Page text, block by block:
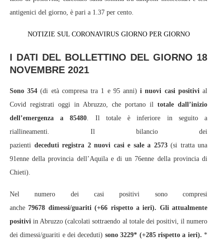
antigenici del giorno, è pari a 1.37 per cento.
NOTIZIE SUL CORONAVIRUS GIORNO PER GIORNO
I DATI DEL BOLLETTINO DEL GIORNO 18
NOVEMBRE 2021
Sono354 (di età compresa tra 1 e 95 anni)i nuovi casi positivial
Covid registrati oggi in Abruzzo, che portano il totale dall’inizio
dell’emergenza a 85480 . Il totale è inferiore in seguito a
riallineamenti. Il bilancio dei
pazienti deceduti registra 2 nuovi casi e sale a 2573 (si tratta una
91enne della provincia dell’Aquila e di un 76enne della provincia di
Chieti).
Nel numero dei casi positivi sono compresi
anche 79678 dimessi/guariti (+66 rispetto a ieri). Gli attualmente
positivi in Abruzzo (calcolati sottraendo al totale dei positivi, il numero
dei dimessi/guariti e dei deceduti) sono3229* (+285rispetto a ieri).*